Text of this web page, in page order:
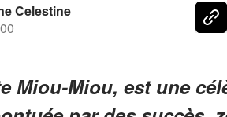
Celestine
Miou-Miou, est une